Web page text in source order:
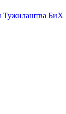
Тужилаштва БиХ